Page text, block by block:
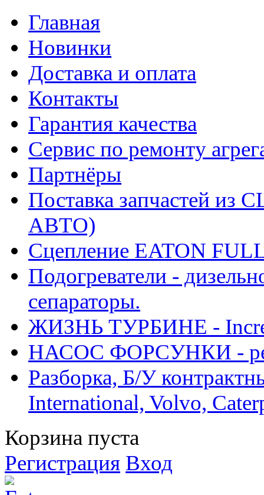
Главная
Новинки
Доставка и оплата
Контакты
Гарантия качества
Сервис по ремонту
Партнёры
Поставка запчастей
АВТО)
Сцепление EATON
Подогреватели -
сепараторы.
ЖИЗНЬ ТУРБИНЕ -
НАСОС ФОРСУНКИ -
Разборка, Б/У
International, Volvo,
Корзина пуста
Регистрация Вход